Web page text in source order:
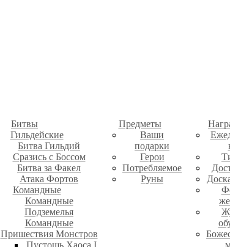
Битвы
Гильдейские
Битва Гильдий
Сразись с Боссом
Битва за Факел
Атака Фортов
Командные
Командные
Подземелья
Командные
Пришествия Монстров
Предметы
Ваши
подарки
Герои
Потребляемое
Руны